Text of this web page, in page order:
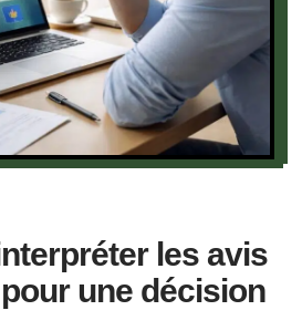
les avis
une décision